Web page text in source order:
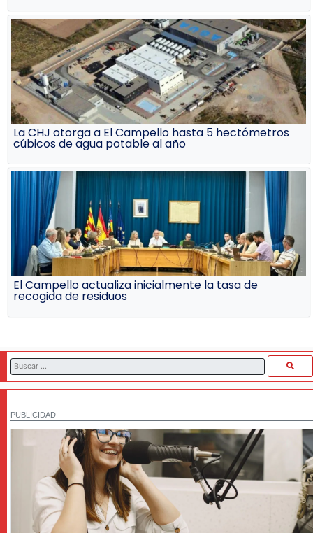
La CHJ otorga a El Campello hasta 5 hectómetros
cúbicos de agua potable al año
El Campello actualiza inicialmente la tasa de
recogida de residuos
PUBLICIDAD